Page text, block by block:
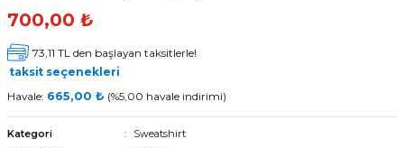
700,00 ₺
73,11 TL den başlayan taksitlerle!
taksit seçenekleri
Havale: 665,00 ₺ (%5,00 havale indirimi)
Kategori
Sweatshirt